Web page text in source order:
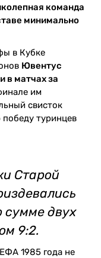
команда
минимально
в Кубке
Ювентус
в матчах за
им
свисток
туринцев
Старой
двух
9:2.
1985 года не